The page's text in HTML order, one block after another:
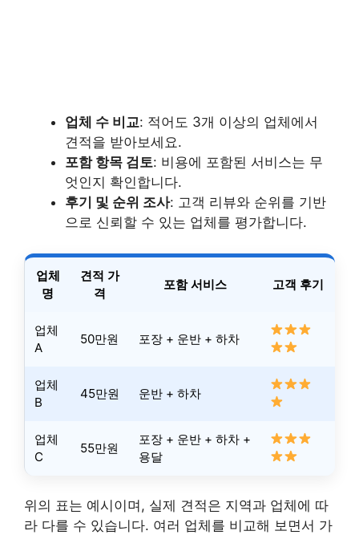
업체 수 비교: 적어도 3개 이상의 업체에서
견적을 받아보세요.
포함 항목 검토: 비용에 포함된 서비스는 무
엇인지 확인합니다.
후기 및 순위 조사: 고객 리뷰와 순위를 기반
으로 신뢰할 수 있는 업체를 평가합니다.
업체
명
견적 가
격
포함 서비스 고객 후기
업체
A
50만원 포장 + 운반 + 하차
업체
B
45만원 운반 + 하차
업체
C
55만원
포장 + 운반 + 하차 +
용달
위의 표는 예시이며, 실제 견적은 지역과 업체에 따
라 다를 수 있습니다. 여러 업체를 비교해 보면서 가